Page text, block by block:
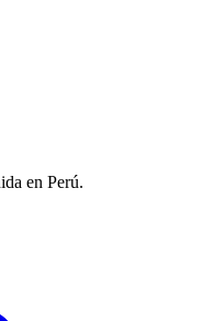
en Perú.